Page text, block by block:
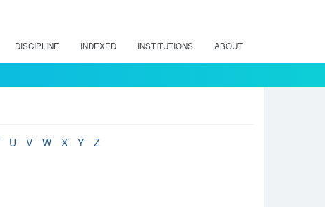
DISCIPLINE INDEXED INSTITUTIONS ABOUT
U V W X Y
Z